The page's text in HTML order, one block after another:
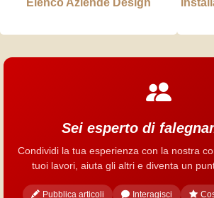
Sei esperto di
Condividi la tua esperienza con la nostra
tuoi lavori, aiuta gli altri e diventa un
Pubblica articoli Interagisci